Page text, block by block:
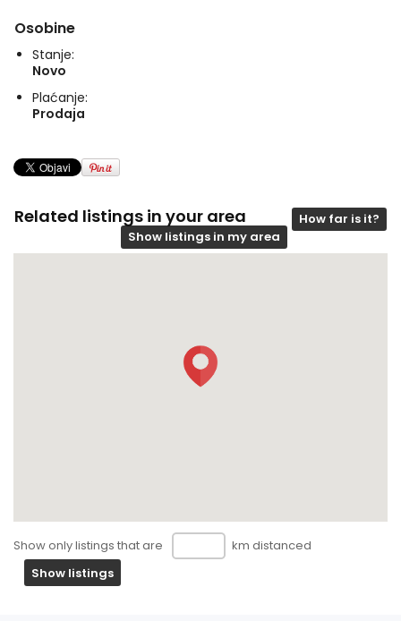
Osobine
Stanje:
Novo
Plaćanje:
Prodaja
Related listings in your area
How far is it?
Show listings in my area
Show only listings that are
km distanced
Show listings